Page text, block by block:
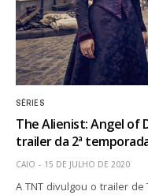
SÉRIES
The Alienist: Angel of
trailer da 2ª
CAIO 15 DE JULHO DE 2020
A TNT divulgou o trailer